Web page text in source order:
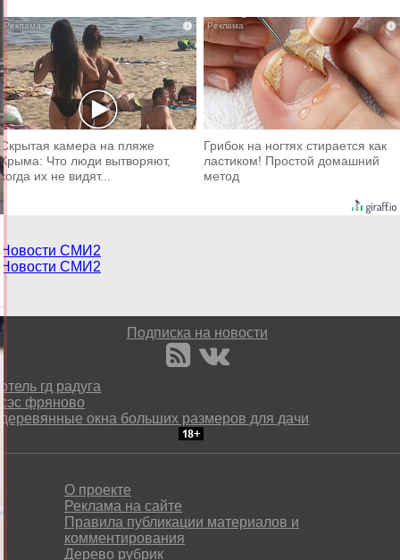
i
Скрытая камера на пляже
Крыма: Что люди вытворяют,
когда их не видят...
i
Грибок на ногтях стирается как
ластиком! Простой домашний
метод
Новости СМИ2
Новости СМИ2
Подписка на новости
отель гд радуга
сэс фряново
деревянные окна больших размеров для дачи
О проекте
Реклама на сайте
Правила публикации материалов и
комментирования
Дерево рубрик